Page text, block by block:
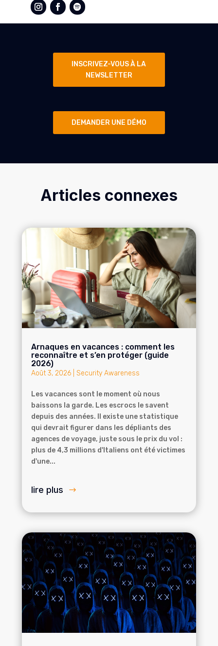
INSCRIVEZ-VOUS À LA
NEWSLETTER
DEMANDER UNE DÉMO
Articles connexes
Arnaques en vacances : comment les
reconnaître et s’en protéger (guide
2026)
Août 3, 2026| Security Awareness
Les vacances sont le moment où nous
baissons la garde. Les escrocs le savent
depuis des années. Il existe une statistique
qui devrait figurer dans les dépliants des
agences de voyage, juste sous le prix du vol :
plus de 4,3 millions d'Italiens ont été victimes
d'une...
lire plus